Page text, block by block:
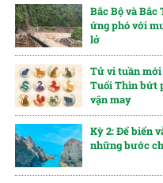
Bắc Bộ và Bắc
ứng phó với
lở
Tử vi tuần mới
Tuổi Thìn bứt
vận may
Kỳ 2: Để biển
những bước